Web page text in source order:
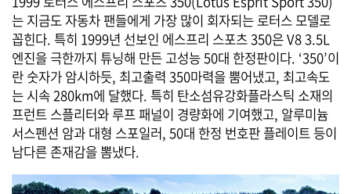
는 지금도 자동차 팬들에게 가장 많이 회자되는 로터스 모델로
꼽힌다. 특히 1999년 선보인 에스프리 스포츠 350은 V8 3.5L
엔진을 극한까지 튜닝해 만든 고성능 50대 한정판이다. ‘350’이
란 숫자가 암시하듯, 최고출력 350마력을 뿜어냈고, 최고속도
는 시속 280km에 달했다. 특히 탄소섬유강화플라스틱 소재의
프런트 스플리터와 루프 패널이 경량화에 기여했고, 알루미늄
서스펜션 암과 대형 스포일러, 50대 한정 번호판 플레이트 등이
남다른 존재감을 뽐냈다.